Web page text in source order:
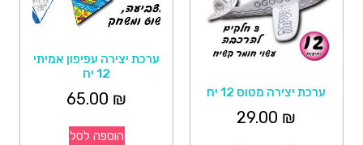
ערכת יצירה מטוס 12 יח
29.00 ₪
ערכת יצירה עפיפון אמיתי
12 יח
65.00 ₪
הוספה לסל